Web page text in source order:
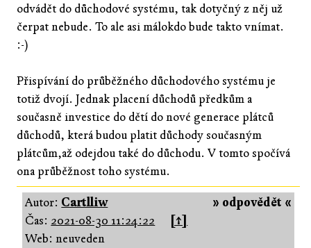
odvádět do důchodové systému, tak dotyčný z něj už
čerpat nebude. To ale asi málokdo bude takto vnímat.
:-)
Přispívání do průběžného důchodového systému je
totiž dvojí. Jednak placení důchodů předkům a
současně investice do dětí do nové generace plátců
důchodů, která budou platit důchody současným
plátcům,až odejdou také do důchodu. V tomto spočívá
ona průběžnost toho systému.
» odpovědět «
Autor: Cartlliw
Čas: 2021-08-30 11:24:22
[↑]
Web: neuveden